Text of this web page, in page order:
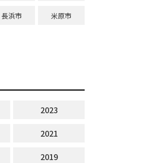
長浜市 米原市
2023
2021
2019